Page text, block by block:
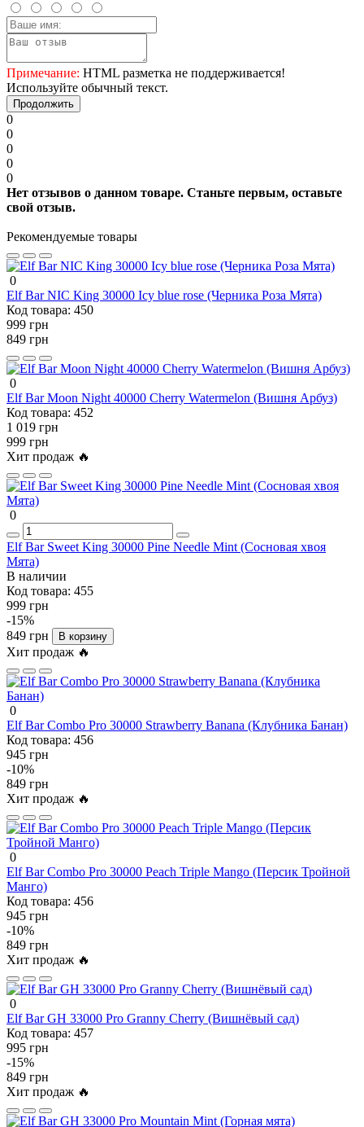
Примечание: HTML разметка не поддерживается!
Используйте обычный текст.
Продолжить
0
0
0
0
0
Нет отзывов о данном товаре. Станьте первым, оставьте
свой отзыв.
Рекомендуемые товары
0
Elf Bar NIC King 30000 Icy blue rose (Черника Роза Мята)
Код товара: 450
999 грн
849 грн
0
Elf Bar Moon Night 40000 Cherry Watermelon (Вишня Арбуз)
Код товара: 452
1 019 грн
999 грн
Хит продаж 🔥
0
Elf Bar Sweet King 30000 Pine Needle Mint (Сосновая хвоя
Мята)
В наличии
Код товара: 455
999 грн
-15%
849 грн
В корзину
Хит продаж 🔥
0
Elf Bar Combo Pro 30000 Strawberry Banana (Клубника Банан)
Код товара: 456
945 грн
-10%
849 грн
Хит продаж 🔥
0
Elf Bar Combo Pro 30000 Peach Triple Mango (Персик Тройной
Манго)
Код товара: 456
945 грн
-10%
849 грн
Хит продаж 🔥
0
Elf Bar GH 33000 Pro Granny Cherry (Вишнёвый сад)
Код товара: 457
995 грн
-15%
849 грн
Хит продаж 🔥